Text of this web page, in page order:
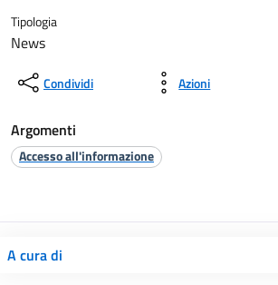
Tipologia
News
Condividi Azioni
Argomenti
Accesso all'informazione
A cura di